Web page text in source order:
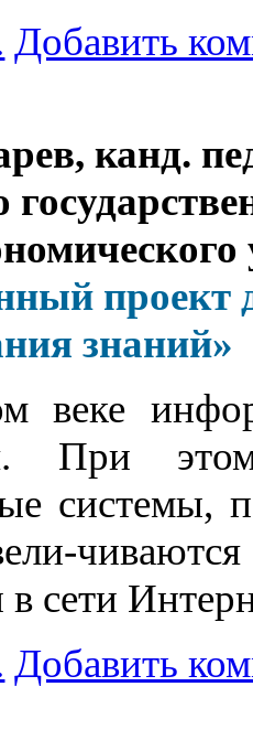
Добавить
канд.
проект
знаний»
веке
При
системы,
сети
Добавить